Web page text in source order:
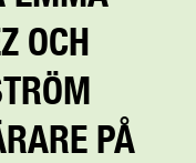
OCH
PÅ